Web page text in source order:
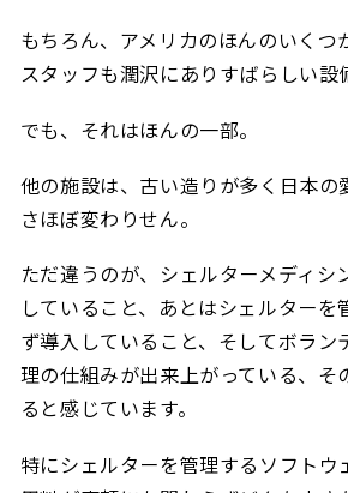
もちろん、アメリカのほんのいくつ
スタッフも潤沢にありすばらしい設
でも、それはほんの一部。
他の施設は、古い造りが多く日本の
さほぼ変わりせん。
ただ違うのが、シェルターメディシ
していること、あとはシェルターを
ず導入していること、そしてボラン
理の仕組みが出来上がっている、そ
ると感じています。
特にシェルターを管理するソフトウ